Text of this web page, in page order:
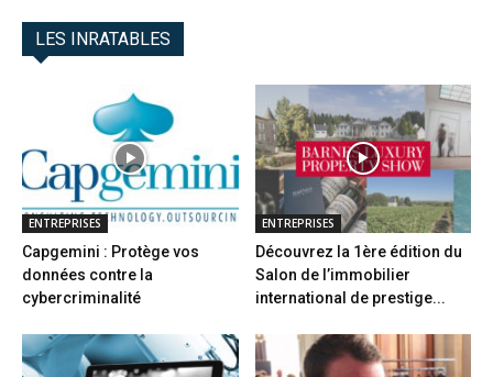
LES INRATABLES
ENTREPRISES
Capgemini : Protège vos
données contre la
cybercriminalité
ENTREPRISES
Découvrez la 1ère édition du
Salon de l’immobilier
international de prestige...